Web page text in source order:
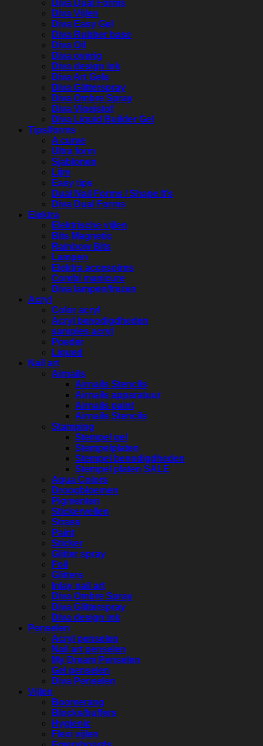
Diva Dual Forms
Diva Vijlen
Diva Easy Gel
Diva Rubber base
Diva Oil
Diva overig
Diva design ink
Diva Art Gels
Diva Glitterspray
Diva Ombre Spray
Diva Vloeistof
Diva Liquid Builder Gel
Tips/forms
A curve
Ultra form
Sjablonen
Lijm
Easy tips
Dual Nail Forms / Shape It’s
Diva Dual Forms
Elektra
Elektrische vijlen
Bits Magnetic
Rainbow Bits
Lampen
Elektra accesoires
Combi manicure
Diva lampen/frezen
Acryl
Color acryl
Acryl benodigdheden
samples acryl
Poeder
Liqued
Nail art
Airnails
Airnails Stencils
Airnails apparatuur
Airnails paint
Airnails Stencils
Stamping
Stempel gel
Stempelplaten
Stempel benodigdheden
Stempel platen SALE
Aqua Colors
Droogbloemen
Pigmenten
Stickervellen
Strass
Paint
Sticker
Glitter spray
Foil
Glitters
Inlay nail art
Diva Ombre Spray
Diva Glitterspray
Diva design ink
Penselen
Acryl penselen
Nail art penselen
My Dream Penselen
Gel penselen
Diva Penselen
Vijlen
Boomerang
Blocks/buffers
Hygienic
Flexi vijlen